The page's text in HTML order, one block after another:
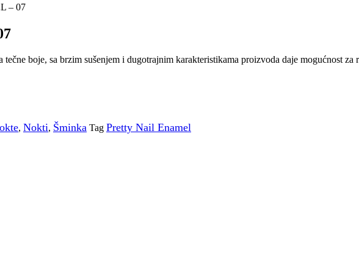
– 07
boje, sa brzim sušenjem i dugotrajnim karakteristikama proizvoda daje mogućnost za
, Nokti, Šminka Tag Pretty Nail Enamel